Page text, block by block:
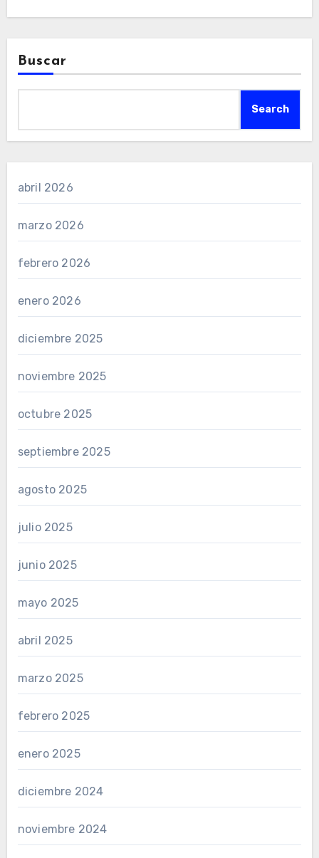
Buscar
Search
abril 2026
marzo 2026
febrero 2026
enero 2026
diciembre 2025
noviembre 2025
octubre 2025
septiembre 2025
agosto 2025
julio 2025
junio 2025
mayo 2025
abril 2025
marzo 2025
febrero 2025
enero 2025
diciembre 2024
noviembre 2024